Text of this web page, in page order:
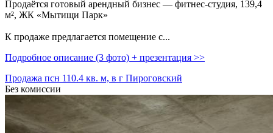
Продаётся готовый арендный бизнес — фитнес-студия,­ 139,­4
м²,­ ЖК «Мытищи Парк»
К продаже предлагается помещение с...
Подробное описание (3 фото) + презентация >>
Продажа псн 110.4 кв. м, в г Пироговский
Без комиссии